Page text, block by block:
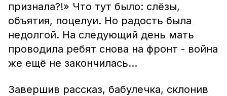
признала?!» Что тут было: слёзы,
объятия, поцелуи. Но радость была
недолгой. На следующий день мать
проводила ребят снова на фронт - война
же ещё не закончилась…
Завершив рассказ, бабулечка, склонив